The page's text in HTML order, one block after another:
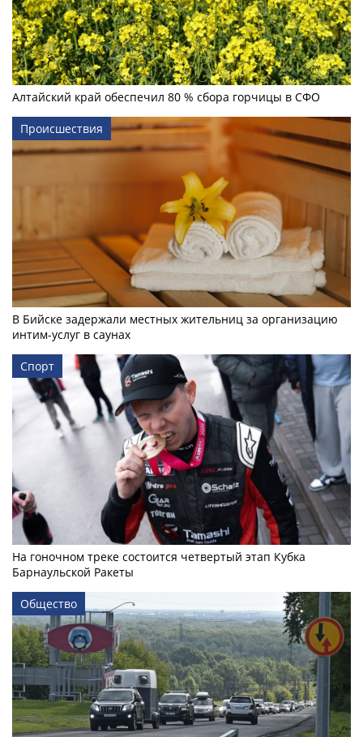
Алтайский край обеспечил 80 % сбора горчицы в СФО
Происшествия
В Бийске задержали местных жительниц за организацию
интим-услуг в саунах
Спорт
На гоночном треке состоится четвертый этап Кубка
Барнаульской Ракеты
Общество